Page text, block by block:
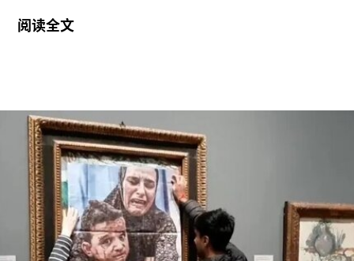
品系列“舞蹈构造”（Dance Constructions）迅速崭
顿（Steve Paxton）产生了深远影响，促使两人共
同创立了贾德森舞蹈剧院（Judson Dance
Theater），其成员在此后十年间重塑了现代舞的
发展轨迹。多年后，帕克斯顿曾写道：“福蒂这组激
进的作品，就像一颗投入平静池塘中的石子，激起
的涟漪不断向外扩散。”
阅读全文